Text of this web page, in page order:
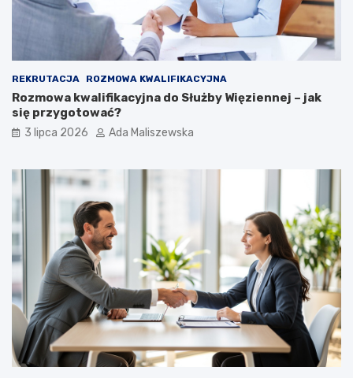
REKRUTACJA ROZMOWA KWALIFIKACYJNA
Rozmowa kwalifikacyjna do Służby Więziennej – jak
się przygotować?
3 lipca 2026 Ada Maliszewska